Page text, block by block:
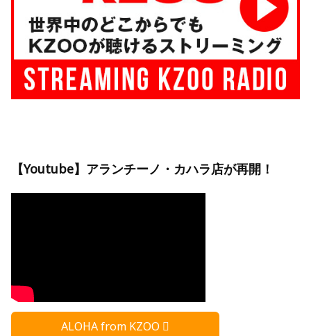
【Youtube】アランチーノ・カハラ店が再開！
ALOHA from KZOO